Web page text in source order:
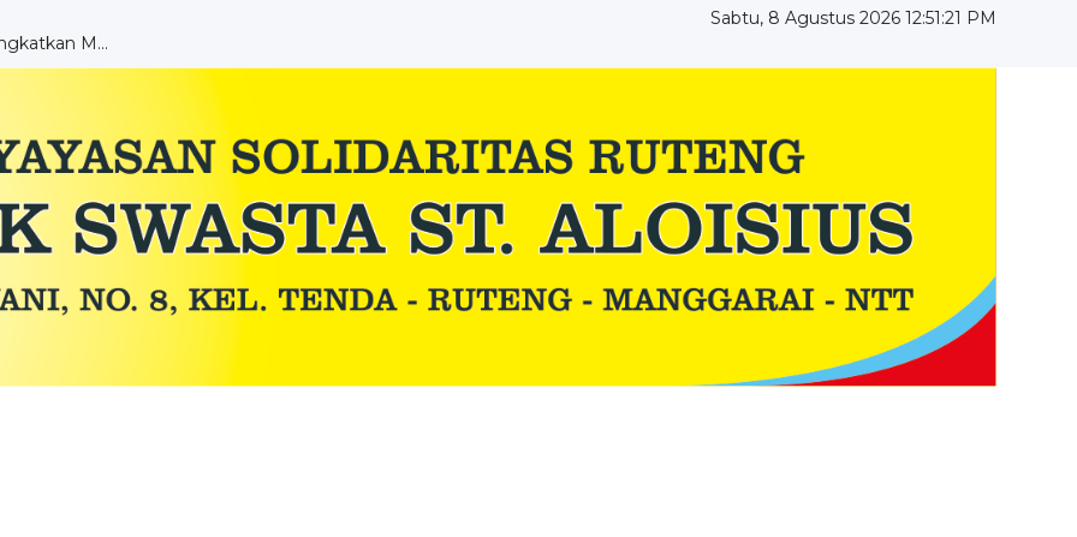
TEORI MOTIVA...
UKK ...
SMK ST ALOISIUS ...
PKK ...
Sabtu, 8 Agustus 2026 12:51:22 PM